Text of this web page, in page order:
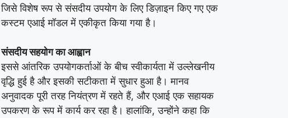
जिसे विशेष रूप से संसदीय उपयोग के लिए डिज़ाइन किए गए एक
कस्टम एआई मॉडल में एकीकृत किया गया है।
संसदीय सहयोग का आह्वान
इससे आंतरिक उपयोगकर्ताओं के बीच स्वीकार्यता में उल्लेखनीय
वृद्धि हुई है और इसकी सटीकता में सुधार हुआ है। मानव
अनुवादक पूरी तरह नियंत्रण में रहते हैं, और एआई एक सहायक
उपकरण के रूप में कार्य कर रहा है। हालांकि, उन्होंने कहा कि